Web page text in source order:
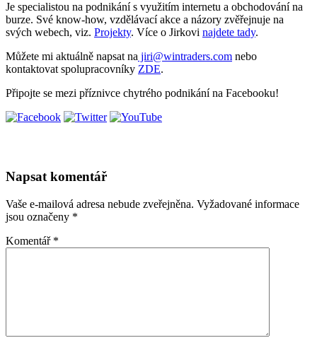
Je specialistou na podnikání s využitím internetu a obchodování na
burze. Své know-how, vzdělávací akce a názory zvěřejnuje na
svých webech, viz. Projekty. Více o Jirkovi najdete tady.
Můžete mi aktuálně napsat na jiri@wintraders.com nebo
kontaktovat spolupracovníky ZDE.
Připojte se mezi příznivce chytrého podnikání na Facebooku!
Napsat komentář
Vaše e-mailová adresa nebude zveřejněna. Vyžadované informace
jsou označeny *
Komentář *